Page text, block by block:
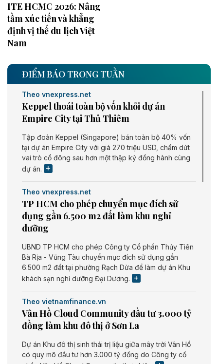
ITE HCMC 2026: Nâng
tầm xúc tiến và khẳng
định vị thế du lịch Việt
Nam
ĐIỂM BÁO TRONG TUẦN
Theo vnexpress.net
Keppel thoái toàn bộ vốn khỏi dự án
Empire City tại Thủ Thiêm
Tập đoàn Keppel (Singapore) bán toàn bộ 40% vốn
tại dự án Empire City với giá 270 triệu USD, chấm dứt
vai trò cổ đông sau hơn một thập kỷ đồng hành cùng
dự án.
Theo vnexpress.net
TP HCM cho phép chuyển mục đích sử
dụng gần 6.500 m2 đất làm khu nghỉ
dưỡng
UBND TP HCM cho phép Công ty Cổ phần Thủy Tiên
Bà Rịa - Vũng Tàu chuyển mục đích sử dụng gần
6.500 m2 đất tại phường Rạch Dừa để làm dự án Khu
khách sạn nghỉ dưỡng Đại Dương.
Theo vietnamfinance.vn
Vân Hồ Cloud Community đầu tư 3.000 tỷ
đồng làm khu đô thị ở Sơn La
Dự án Khu đô thị sinh thái trị liệu giữa mây trời Vân Hồ
có quy mô đầu tư hơn 3.000 tỷ đồng do Công ty cổ